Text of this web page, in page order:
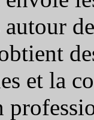
et la